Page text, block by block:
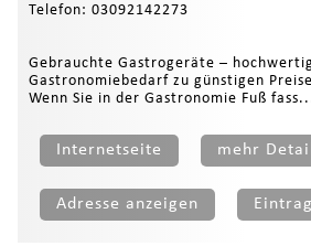
Telefon: 03092142273
Gebrauchte Gastrogeräte –
Gastronomiebedarf zu günstigen
Wenn Sie in der Gastronomie Fuß
Internetseite mehr
Adresse anzeigen